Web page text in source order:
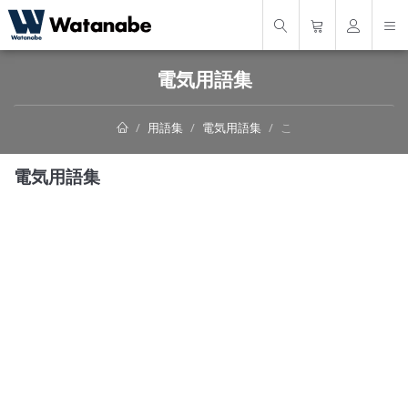
電気用語集
用語集 電気用語集 こ
電気用語集